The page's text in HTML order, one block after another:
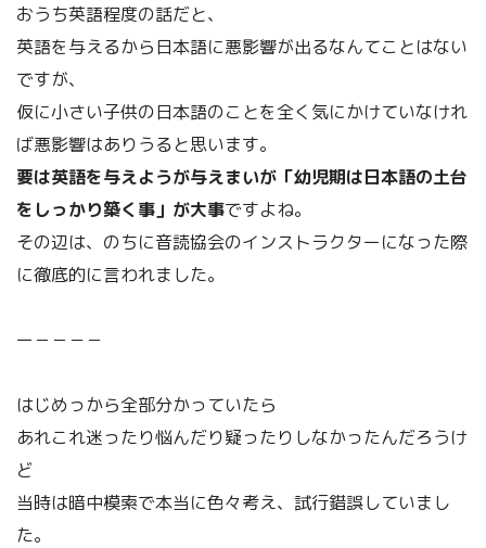
おうち英語程度の話だと、
英語を与えるから日本語に悪影響が出るなんてことはない
ですが、
仮に小さい子供の日本語のことを全く気にかけていなけれ
ば悪影響はありうると思います。
要は英語を与えようが与えまいが「幼児期は日本語の土台
をしっかり築く事」が大事ですよね。
その辺は、のちに音読協会のインストラクターになった際
に徹底的に言われました。
ー－－－－
はじめっから全部分かっていたら
あれこれ迷ったり悩んだり疑ったりしなかったんだろうけ
ど
当時は暗中模索で本当に色々考え、試行錯誤していまし
た。